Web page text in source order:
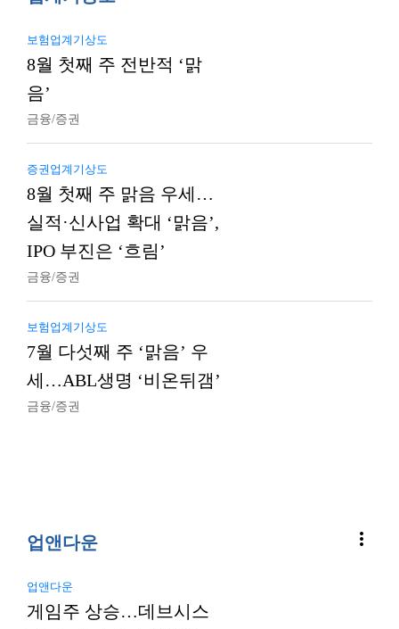
보험업계기상도
8월 첫째 주 전반적 ‘맑
음’
금융/증권
증권업계기상도
8월 첫째 주 맑음 우세…
실적·신사업 확대 ‘맑음’,
IPO 부진은 ‘흐림’
금융/증권
보험업계기상도
7월 다섯째 주 ‘맑음’ 우
세…ABL생명 ‘비온뒤갬’
금융/증권
업앤다운 more_vert
업앤다운
게임주 상승…데브시스